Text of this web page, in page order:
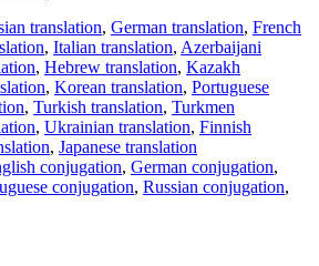
translation, German translation, French
, Italian translation, Azerbaijani
, Hebrew translation, Kazakh
, Korean translation, Portuguese
, Turkish translation, Turkmen
, Ukrainian translation, Finnish
, Japanese translation
conjugation, German conjugation,
conjugation, Russian conjugation,